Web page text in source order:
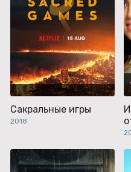
Сакральные игры
2018